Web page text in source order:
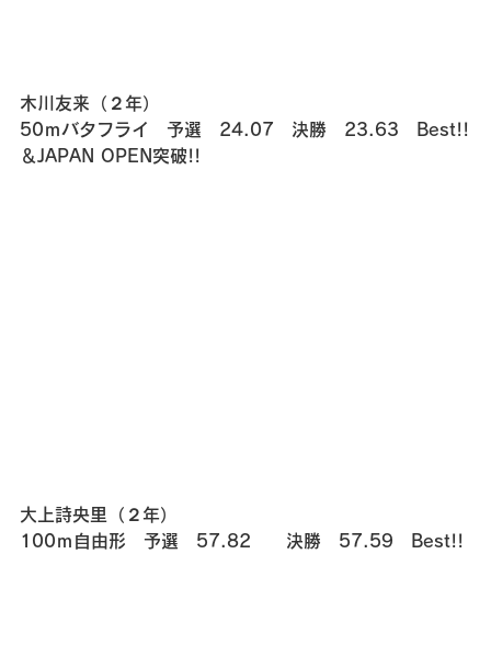
木川友来（２年）
50ｍバタフライ　予選　24.07　決勝　23.63　Best!!
＆JAPAN OPEN突破!!
大上詩央里（２年）
100ｍ自由形　予選　57.82　　決勝　57.59　Best!!